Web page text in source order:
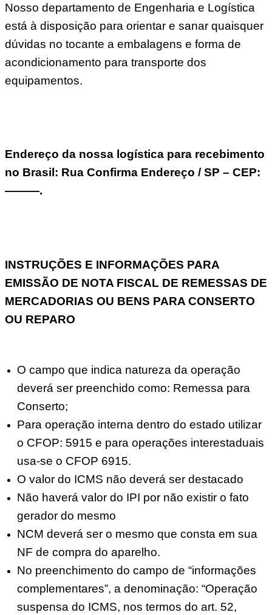
Nosso departamento de Engenharia e Logística
está à disposição para orientar e sanar quaisquer
dúvidas no tocante a embalagens e forma de
acondicionamento para transporte dos
equipamentos.
Endereço da nossa logística para recebimento
no Brasil: Rua Confirma Endereço / SP – CEP:
———.
INSTRUÇÕES E INFORMAÇÕES PARA
EMISSÃO DE NOTA FISCAL DE REMESSAS DE
MERCADORIAS OU BENS PARA CONSERTO
OU REPARO
O campo que indica natureza da operação
deverá ser preenchido como: Remessa para
Conserto;
Para operação interna dentro do estado utilizar
o CFOP: 5915 e para operações interestaduais
usa-se o CFOP 6915.
O valor do ICMS não deverá ser destacado
Não haverá valor do IPI por não existir o fato
gerador do mesmo
NCM deverá ser o mesmo que consta em sua
NF de compra do aparelho.
No preenchimento do campo de “informações
complementares”, a denominação: “Operação
suspensa do ICMS, nos termos do art. 52,